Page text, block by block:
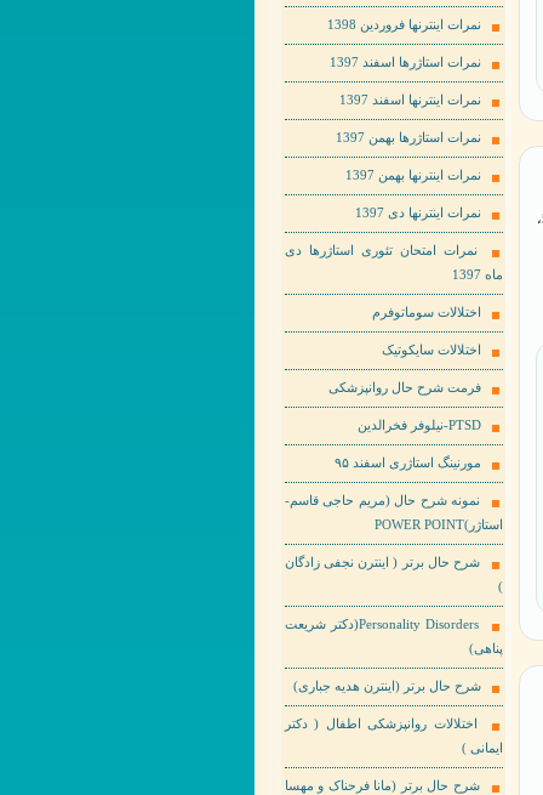
با سلام، پسری 33 ساله هستم و3ساله سرتالین 100 مصرف میکنم(به دلیل شکست عشقی)، از پارسال شده 50،
نمرات اینترنها فروردین 1398
نمرات استاژرها اسفند 1397
نمرات اینترنها اسفند 1397
نمرات استاژرها بهمن 1397
نمرات اینترنها بهمن 1397
نمرات اینترنها دی 1397
نمرات امتحان تئوری استاژرها دی
ماه 1397
اختلالات سوماتوفرم
اختلالات سایکوتیک
فرمت شرح حال روانپزشکی
PTSD-نیلوفر فخرالدین
مورنینگ استاژری اسفند ۹۵
نمونه شرح حال (مریم حاجی قاسم-
استاژر)POWER POINT
شرح حال برتر ( اینترن نجفی زادگان
)
Personality Disorders(دکتر شریعت
پناهی)
شرح حال برتر (اینترن هدیه جباری)
اختلالات روانپزشکی اطفال ( دکتر
ایمانی )
شرح حال برتر (مانا فرحناک و مهسا